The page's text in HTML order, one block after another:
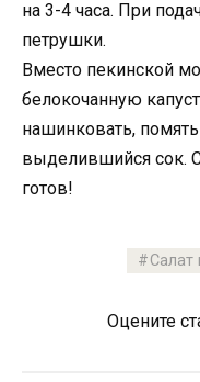
на 3-4 часа. При
петрушки.
Вместо пекинской
белокочанную
нашинковать,
выделившийся сок.
готов!
Салат
Оцените